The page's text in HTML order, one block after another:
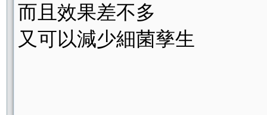
而且效果差不多
又可以減少細菌孳生